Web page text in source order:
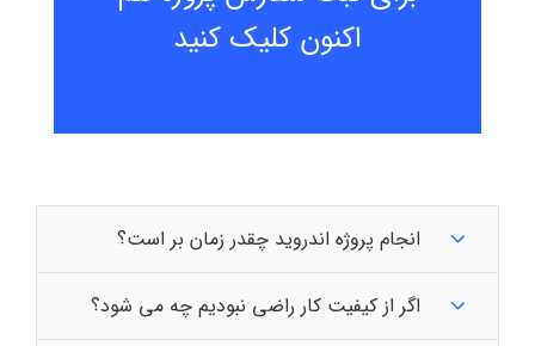
اکنون کلیک کنید
انجام پروژه اندروید چقدر زمان بر است؟
اگر از کیفیت کار راضی نبودیم چه می شود؟